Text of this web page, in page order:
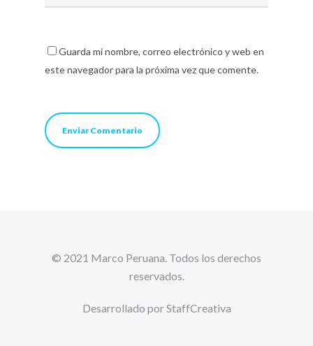
Guarda mi nombre, correo electrónico y web en
este navegador para la próxima vez que comente.
© 2021 Marco Peruana. Todos los derechos
reservados.
Desarrollado porStaffCreativa